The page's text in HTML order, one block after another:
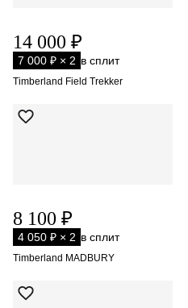
14 000 ₽
7 000 ₽ × 2 в сплит
Timberland Field Trekker
8 100 ₽
4 050 ₽ × 2 в сплит
Timberland MADBURY